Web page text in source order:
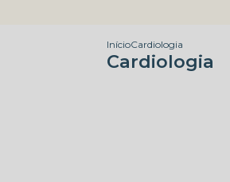
InícioCardiologia
Cardiologia